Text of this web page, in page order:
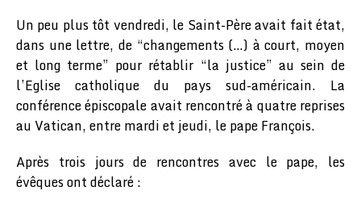
Un peu plus tôt vendredi, le Saint-Père avait fait état,
dans une lettre, de “changements (…) à court, moyen
et long terme” pour rétablir “la justice” au sein de
l’Eglise catholique du pays sud-américain. La
conférence épiscopale avait rencontré à quatre reprises
au Vatican, entre mardi et jeudi, le pape François.
Après trois jours de rencontres avec le pape, les
évêques ont déclaré :